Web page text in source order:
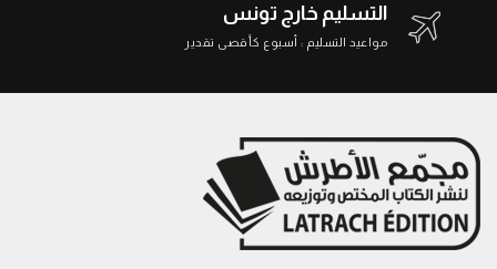
التسليم خارج تونس
مواعيد التسليم : أسبوع كأقصى تقدير